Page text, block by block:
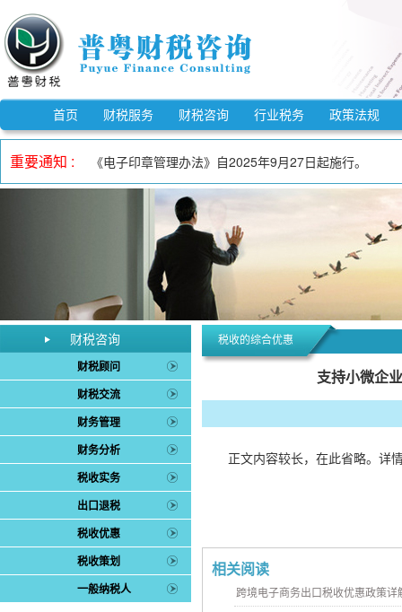
首页 财税服务 财税咨询 行业税务 政策法规
重要通知 :
《市场监督管理信用修复管理办法》自2025年12月25
《中华人民共和国反不正当竞争法》自2025年10月15
自2023年1月1日至2027年12月31日，适用3%预征率
《电子印章管理办法》自2025年9月27日起施行。
自2023年1月1日至2027年12月31日，增值税小规模纳
自2023年1月1日至2027年12月31日，对月销售额10
《欠税公告办法》自2026年3月1日起施行。
《中华人民共和国增值税法实施条例》自2026年1月1
自2023年1月1日至2027年12月31日，允许先进制造
《中华人民共和国增值税法》自2026年1月1日起施行。
《市场监督管理信用修复管理办法》自2025年12月25
《中华人民共和国反不正当竞争法》自2025年10月15
财税咨询
财税顾问
财税交流
财务管理
财务分析
税收实务
出口退税
税收优惠
税收策划
一般纳税人
税收的综合优惠
支持小微企
正文内容较长，在此省略。详
相关阅读
跨境电子商务出口税收优惠政策详